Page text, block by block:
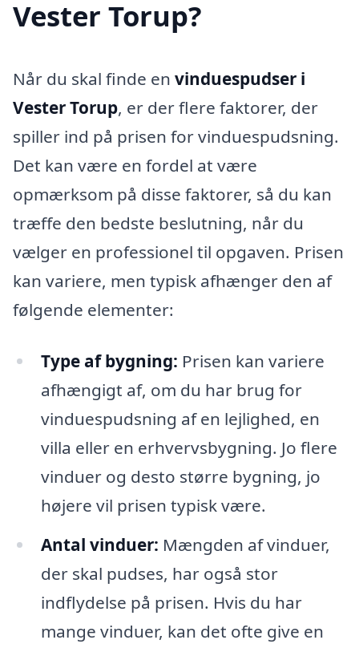
Vester Torup?
Når du skal finde en vinduespudser i
Vester Torup, er der flere faktorer, der
spiller ind på prisen for vinduespudsning.
Det kan være en fordel at være
opmærksom på disse faktorer, så du kan
træffe den bedste beslutning, når du
vælger en professionel til opgaven. Prisen
kan variere, men typisk afhænger den af
følgende elementer:
Type af bygning: Prisen kan variere
afhængigt af, om du har brug for
vinduespudsning af en lejlighed, en
villa eller en erhvervsbygning. Jo flere
vinduer og desto større bygning, jo
højere vil prisen typisk være.
Antal vinduer: Mængden af vinduer,
der skal pudses, har også stor
indflydelse på prisen. Hvis du har
mange vinduer, kan det ofte give en